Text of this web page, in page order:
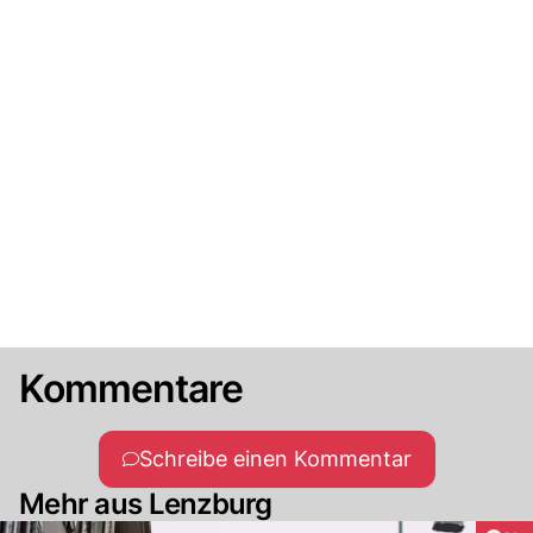
Kommentare
Schreibe einen Kommentar
Mehr aus Lenzburg